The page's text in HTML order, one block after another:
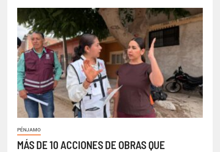
PÉNJAMO
MÁS DE 10 ACCIONES DE OBRAS QUE